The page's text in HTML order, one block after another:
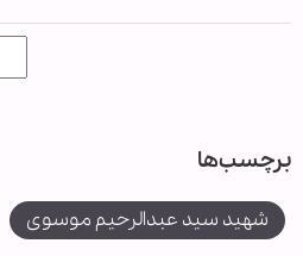
برچسب‌ها
شهید سید عبدالرحیم موسوی